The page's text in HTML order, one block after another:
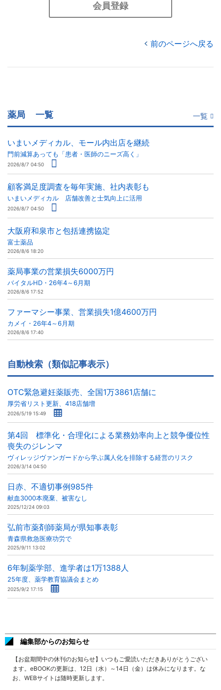
会員登録
前のページへ戻る
薬局 一覧 一覧
いまいメディカル、モール内出店を継続
門前減算あっても「患者・医師のニーズ高く」
2026/8/7 04:50
顧客満足度調査を毎年実施、社内表彰も
いまいメディカル 店舗改善と士気向上に活用
2026/8/7 04:50
大阪府和泉市と包括連携協定
富士薬品
2026/8/6 18:20
薬局事業の営業損失6000万円
バイタルHD・26年4～6月期
2026/8/6 17:52
ファーマシー事業、営業損失1億4600万円
カメイ・26年4～6月期
2026/8/6 17:40
自動検索（類似記事表示）
OTC緊急避妊薬販売、全国1万3861店舗に
厚労省リスト更新、418店舗増
2026/5/19 15:49
第4回 標準化・合理化による業務効率向上と競争優位性
喪失のジレンマ
ヴィレッジヴァンガードから学ぶ属人化を排除する経営のリスク
2026/3/14 04:50
日赤、不適切事例985件
献血3000本廃棄、被害なし
2025/12/24 09:03
弘前市薬剤師薬局が県知事表彰
青森県救急医療功労で
2025/9/11 13:02
6年制薬学部、進学者は1万1388人
25年度、薬学教育協議会まとめ
2025/9/2 17:15
編集部からのお知らせ
【お盆期間中の休刊のお知らせ】いつもご愛読いただきありがとうござい
ます。eBOOKの更新は、12日（水）～14日（金）は休みになります。な
お、WEBサイトは随時更新します。